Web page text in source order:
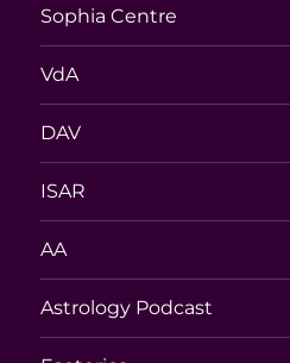
Sophia Centre
VdA
DAV
ISAR
AA
Astrology Podcast